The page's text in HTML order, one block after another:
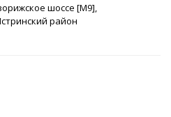
шоссе [М9],
район